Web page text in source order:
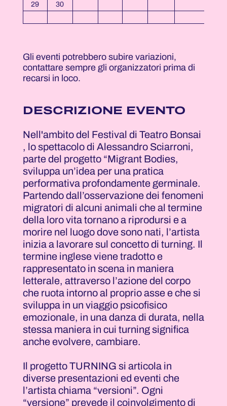
29
30
Gli eventi potrebbero subire variazioni,
contattare sempre gli organizzatori prima di
recarsi in loco.
DESCRIZIONE EVENTO
Nell'ambito del Festival di Teatro Bonsai
, lo spettacolo di Alessandro Sciarroni,
parte del progetto “Migrant Bodies,
sviluppa un’idea per una pratica
performativa profondamente germinale.
Partendo dall’osservazione dei fenomeni
migratori di alcuni animali che al termine
della loro vita tornano a riprodursi e a
morire nel luogo dove sono nati, l’artista
inizia a lavorare sul concetto di turning. Il
termine inglese viene tradotto e
rappresentato in scena in maniera
letterale, attraverso l’azione del corpo
che ruota intorno al proprio asse e che si
sviluppa in un viaggio psicofisico
emozionale, in una danza di durata, nella
stessa maniera in cui turning significa
anche evolvere, cambiare.
Il progetto TURNING si articola in
diverse presentazioni ed eventi che
l’artista chiama “versioni”. Ogni
“versione” prevede il coinvolgimento di